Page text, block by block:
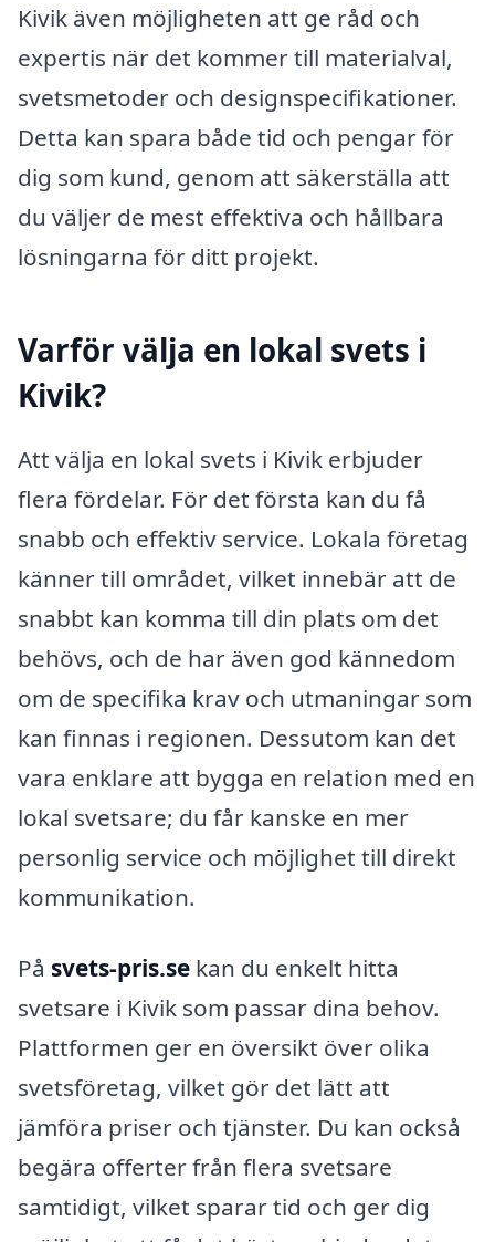
Kivik även möjligheten att ge råd och
expertis när det kommer till materialval,
svetsmetoder och designspecifikationer.
Detta kan spara både tid och pengar för
dig som kund, genom att säkerställa att
du väljer de mest effektiva och hållbara
lösningarna för ditt projekt.
Varför välja en lokal svets i
Kivik?
Att välja en lokal svets i Kivik erbjuder
flera fördelar. För det första kan du få
snabb och effektiv service. Lokala företag
känner till området, vilket innebär att de
snabbt kan komma till din plats om det
behövs, och de har även god kännedom
om de specifika krav och utmaningar som
kan finnas i regionen. Dessutom kan det
vara enklare att bygga en relation med en
lokal svetsare; du får kanske en mer
personlig service och möjlighet till direkt
kommunikation.
På svets-pris.se kan du enkelt hitta
svetsare i Kivik som passar dina behov.
Plattformen ger en översikt över olika
svetsföretag, vilket gör det lätt att
jämföra priser och tjänster. Du kan också
begära offerter från flera svetsare
samtidigt, vilket sparar tid och ger dig